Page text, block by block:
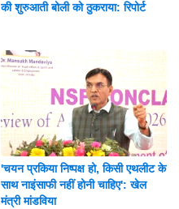
की शुरुआती बोली को ठुकराया: रिपोर्ट
'चयन प्रकिया निष्पक्ष हो, किसी एथलीट के
साथ नाइंसाफी नहीं होनी चाहिए': खेल
मंत्री मांडविया